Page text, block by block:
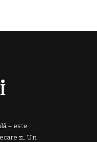
– este
zi. Un